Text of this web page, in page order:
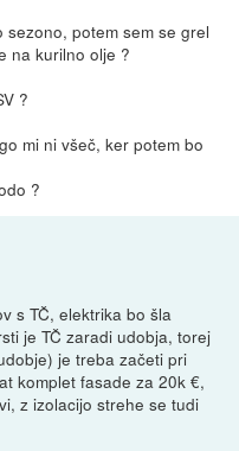
potem sem se grel
na kurilno olje ?
?
mi ni všeč, ker potem bo
?
s TČ, elektrika bo šla
je TČ zaradi udobja, torej
je treba začeti pri
komplet fasade za 20k €,
z izolacijo strehe se tudi